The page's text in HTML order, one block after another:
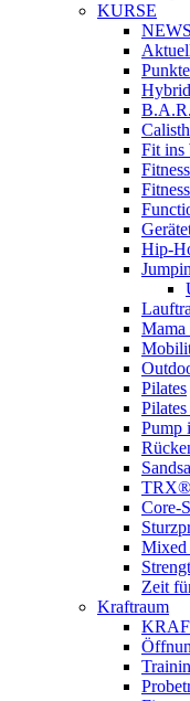
KURSE
NEWS
Fit ins
Hip-
Pilates
Pump
Core-
Mixed
Zeit
Kraftraum